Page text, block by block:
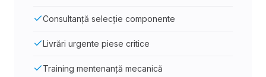
Consultanță selecție componente
Livrări urgente piese critice
Training mentenanță mecanică